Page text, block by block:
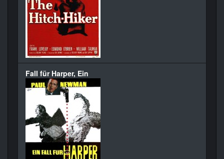
Fall für Harper, Ein